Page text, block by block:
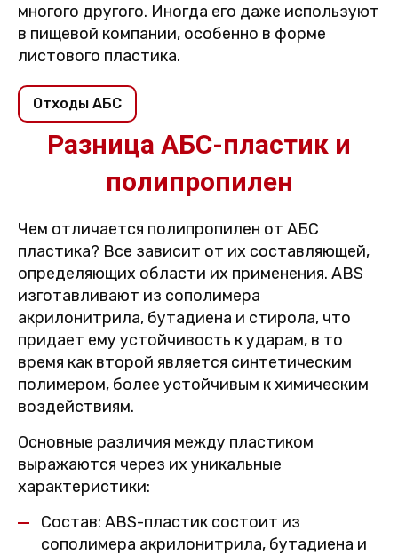
многого другого. Иногда его даже используют
в пищевой компании, особенно в форме
листового пластика.
Отходы АБС
Разница АБС-пластик и
полипропилен
Чем отличается полипропилен от АБС
пластика? Все зависит от их составляющей,
определяющих области их применения. ABS
изготавливают из сополимера
акрилонитрила, бутадиена и стирола, что
придает ему устойчивость к ударам, в то
время как второй является синтетическим
полимером, более устойчивым к химическим
воздействиям.
Основные различия между пластиком
выражаются через их уникальные
характеристики:
Состав: ABS-пластик состоит из
сополимера акрилонитрила, бутадиена и